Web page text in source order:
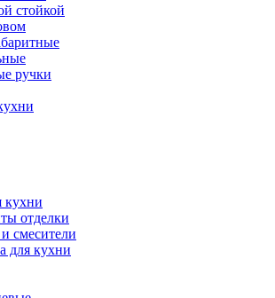
стойкой
ручки
кухни
отделки
смесители
для кухни